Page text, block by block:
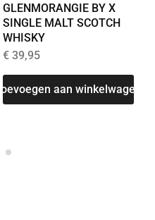
GLENMORANGIE BY X
SINGLE MALT SCOTCH
WHISKY
€39,95
Toevoegen aan winkelwagen